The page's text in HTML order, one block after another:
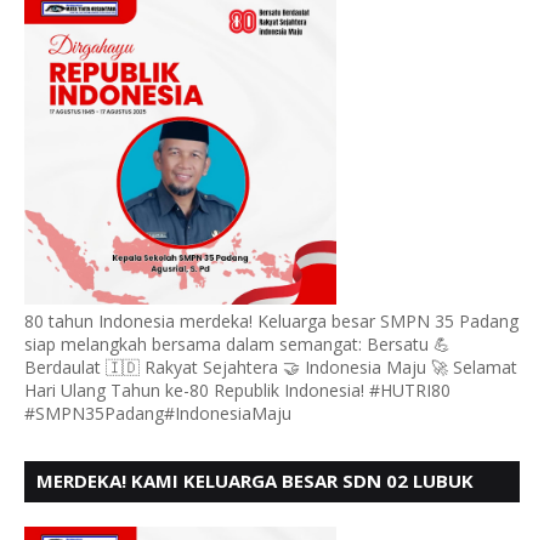
80 tahun Indonesia merdeka! Keluarga besar SMPN 35 Padang
siap melangkah bersama dalam semangat: Bersatu 💪
Berdaulat 🇮🇩 Rakyat Sejahtera 🤝 Indonesia Maju 🚀 Selamat
Hari Ulang Tahun ke-80 Republik Indonesia! #HUTRI80
#SMPN35Padang#IndonesiaMaju
MERDEKA! KAMI KELUARGA BESAR SDN 02 LUBUK